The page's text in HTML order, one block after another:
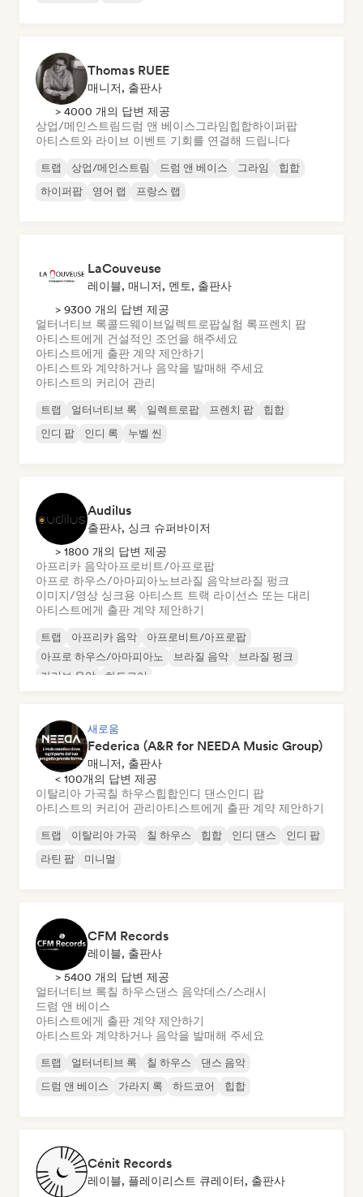
Thomas RUEE
매니저, 출판사
> 4000 개의 답변 제공
상업/메인스트림 드럼 앤 베이스그라임힙합하이퍼팝
아티스트와 라이브 이벤트 기회를 연결해 드립니다
트랩 상업/메인스트림 드럼 앤 베이스 그라임
힙합
하이퍼팝
영어 랩 프랑스 랩
LaCouveuse
레이블, 매니저, 멘토, 출판사
> 9300 개의 답변 제공
얼터너티브 록콜드웨이브일렉트로팝실험 록프렌치 팝
아티스트에게 건설적인 조언을 해주세요
아티스트에게 출판 계약 제안하기
아티스트와 계약하거나 음악을 발매해 주세요
아티스트의 커리어 관리
트랩 얼터너티브 록 일렉트로팝 프렌치 팝
힙합
인디 팝
인디 록 누벨 씬
Audilus
출판사, 싱크 슈퍼바이저
> 1800 개의 답변 제공
아프리카 음악아프로비트/아프로팝
아프로 하우스/아마피아노 브라질 음악브라질 펑크
이미지/영상 싱크용 아티스트 트랙 라이선스 또는 대리
아티스트에게 출판 계약 제안하기
트랩 아프리카 음악
아프로비트/아프로팝
아프로 하우스/아마피아노
브라질 음악
브라질 펑크
카리브 음악
하드코어
새로움
Federica (A&R for NEEDA Music Group)
매니저, 출판사
< 100개의 답변 제공
이탈리아 가곡칠 하우스힙합인디 댄스인디 팝
아티스트의 커리어 관리아티스트에게 출판 계약 제안하기
트랩 이탈리아 가곡 칠 하우스 힙합 인디 댄스
인디 팝
라틴 팝
미니멀
CFM Records
레이블, 출판사
> 5400 개의 답변 제공
얼터너티브 록칠 하우스댄스 음악데스/스래시
드럼 앤 베이스
아티스트에게 출판 계약 제안하기
아티스트와 계약하거나 음악을 발매해 주세요
트랩 얼터너티브 록 칠 하우스
댄스 음악
드럼 앤 베이스
가라지 록 하드코어 힙합
Cénit Records
레이블, 플레이리스트 큐레이터, 출판사